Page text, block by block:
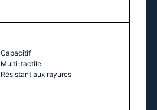
Capacitif
Multi-tactile
Résistant aux rayures